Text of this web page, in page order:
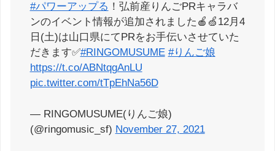
#パワーアップる ！弘前産りんごPRキャラバ
ンのイベント情報が追加されました🍎🍏12月4
日(土)は山口県にてPRをお手伝いさせていた
だきます✅#RINGOMUSUME #りんご娘
https://t.co/ABNtqgAnLU
pic.twitter.com/tTpEhNa56D
— RINGOMUSUME(りんご娘)
(@ringomusic_sf) November 27, 2021